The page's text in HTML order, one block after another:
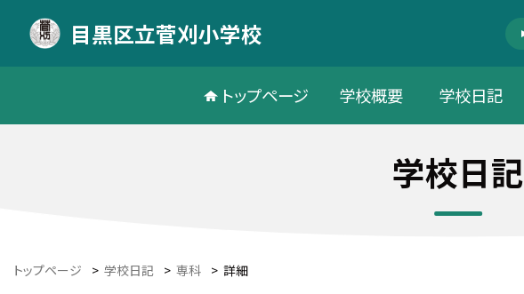
目黒区立菅刈小学校
トップページ 学校概要 学校日記
学校日記
トップページ > 学校日記 > 専科 > 詳細